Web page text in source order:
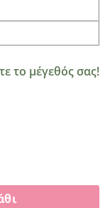
το μέγεθός σας!
μηλο KT6434